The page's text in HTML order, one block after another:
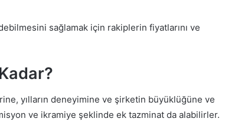
sağlamak için rakiplerin fiyatlarını ve
yılların deneyimine ve şirketin büyüklüğüne ve
ve ikramiye şeklinde ek tazminat da alabilirler.